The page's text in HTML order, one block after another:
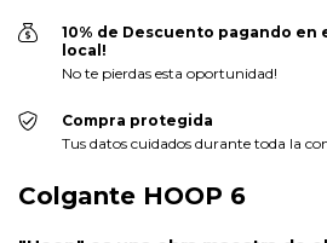
10% de Descuento pagando
local!
No te pierdas esta oportunidad!
Compra protegida
Tus datos cuidados durante toda la
Colgante HOOP 6